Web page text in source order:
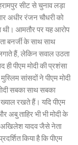
सीट से चुनाव लड़ा
अधीर रंजन चौधरी को
थी। आमतौर पर यह आरोप
बनर्जी के साथ साथ
हैं, लेकिन सवाल उठता
पीएम मोदी की प्रशंसा
सांसदों ने पीएम मोदी
सबका साथ सबका
रखते हैं। यदि पीएम
अबु ताहिर भी भी मोदी के
अखिलेश यादव जैसे नेता
किया है कि पीएम